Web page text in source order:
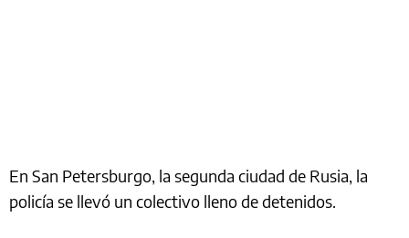
En San Petersburgo, la segunda ciudad de Rusia, la
policía se llevó un colectivo lleno de detenidos.